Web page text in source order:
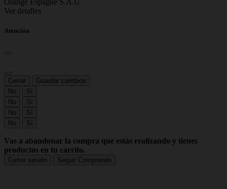
Orange Espagne S.A.U
Ver detalles
Atención
Cerrar
Guardar cambios
No
Sí
No
Sí
No
Sí
No
Sí
Vas a abandonar la compra que estás realizando y tienes
productos en tu carrito.
Cerrar sesión Seguir Comprando